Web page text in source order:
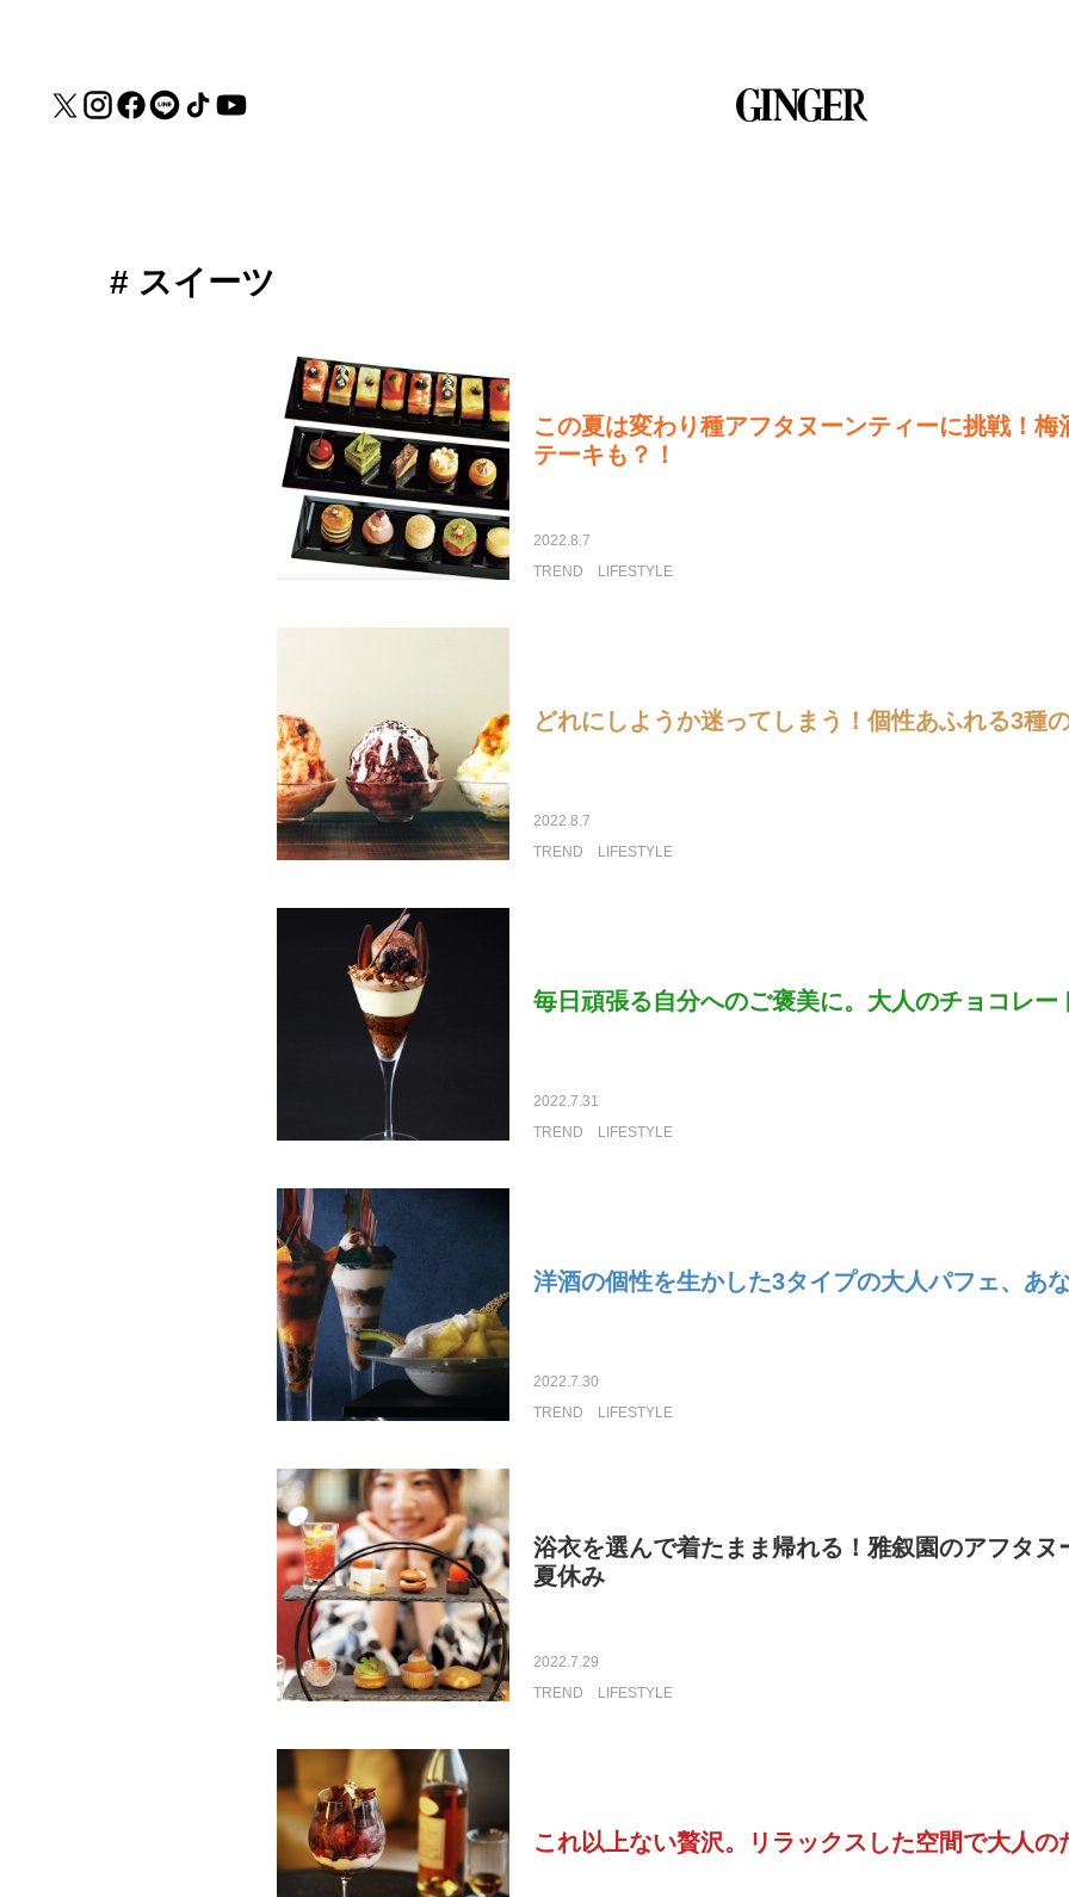
# スイーツ
この夏は変わり種アフタヌーンティーに挑戦！梅
テーキも？！
2022.8.7
TREND
LIFESTYLE
どれにしようか迷ってしまう！個性あふれる3種
2022.8.7
TREND
LIFESTYLE
毎日頑張る自分へのご褒美に。大人のチョコレー
2022.7.31
TREND
LIFESTYLE
洋酒の個性を生かした3タイプの大人パフェ、あ
2022.7.30
TREND
LIFESTYLE
浴衣を選んで着たまま帰れる！雅叙園のアフタヌ
夏休み
2022.7.29
TREND
LIFESTYLE
これ以上ない贅沢。リラックスした空間で大人の